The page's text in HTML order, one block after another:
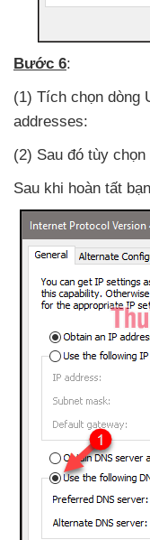
Bước 6:
(1) Tích chọn dòng
addresses:
(2) Sau đó tùy
Sau khi hoàn tất